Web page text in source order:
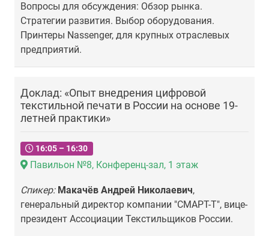
Вопросы для обсуждения: Обзор рынка.
Стратегии развития. Выбор оборудования.
Принтеры Nassenger, для крупных отраслевых
предприятий.
Доклад: «Опыт внедрения цифровой
текстильной печати в России на основе 19-
летней практики»
16:05 – 16:30
Павильон №8, Конференц-зал, 1 этаж
Спикер: Макачёв Андрей Николаевич,
генеральный директор компании "СМАРТ-Т", вице-
президент Ассоциации Текстильщиков России.